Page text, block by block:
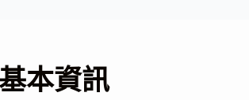
本資訊